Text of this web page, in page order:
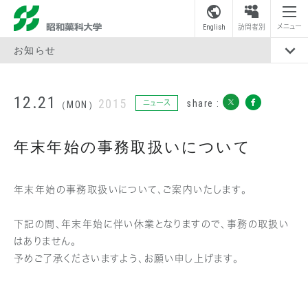
English 訪問者別 メニュー
12.21 （MON） 2015 ニュース share :
年末年始の事務取扱いについて
年末年始の事務取扱いについて、ご案内いたします。
下記の間、年末年始に伴い休業となりますので、事務の取扱い
はありません。
予めご了承くださいますよう、お願い申し上げます。
お知らせ